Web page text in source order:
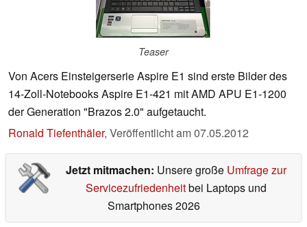
Teaser
Von Acers Einsteigerserie Aspire E1 sind erste Bilder des
14-Zoll-Notebooks Aspire E1-421 mit AMD APU E1-1200
der Generation "Brazos 2.0" aufgetaucht.
Ronald Tiefenthäler, Veröffentlicht am07.05.2012
Jetzt mitmachen: Unsere große Umfrage zur
Servicezufriedenheitbei Laptops und
Smartphones 2026